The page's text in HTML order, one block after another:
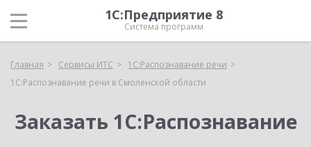
1С:Предприятие 8
Система программ
Главная Сервисы ИТС
1С:Распознавание речи
1С:Распознавание речи в Смоленской области
Заказать 1С:Распознавание